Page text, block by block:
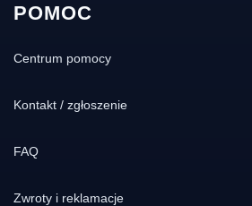
POMOC
Centrum pomocy
Kontakt / zgłoszenie
FAQ
Zwroty i reklamacje